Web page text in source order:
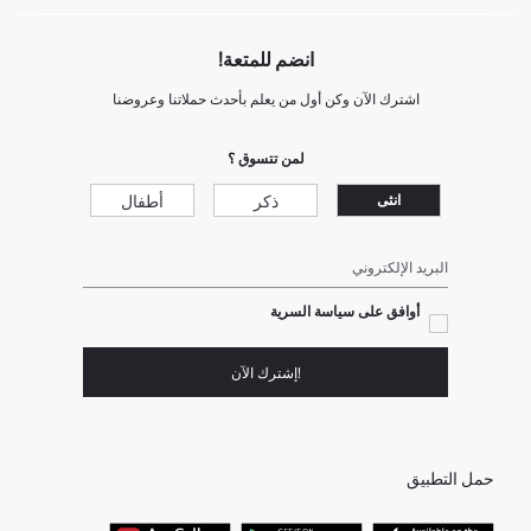
انضم للمتعة!
اشترك الآن وكن أول من يعلم بأحدث حملاتنا وعروضنا
لمن تتسوق ؟
انثى ذكر أطفال
البريد الإلكتروني
أوافق على سياسة السرية
!إشترك الآن
حمل التطبيق